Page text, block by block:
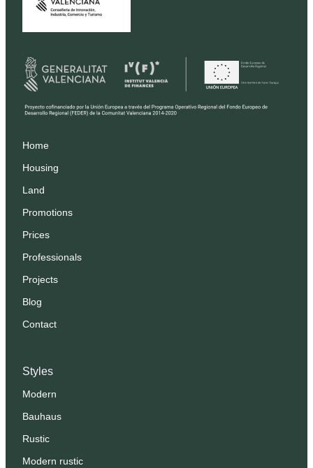
Styles
Modern
Bauhaus
Rustic
Modern rustic
Home
Housing
Land
Promotions
Prices
Professionals
Projects
Blog
Contact